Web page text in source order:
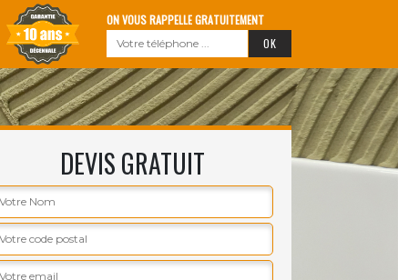
ON VOUS RAPPELLE GRATUITEMENT
DEVIS GRATUIT